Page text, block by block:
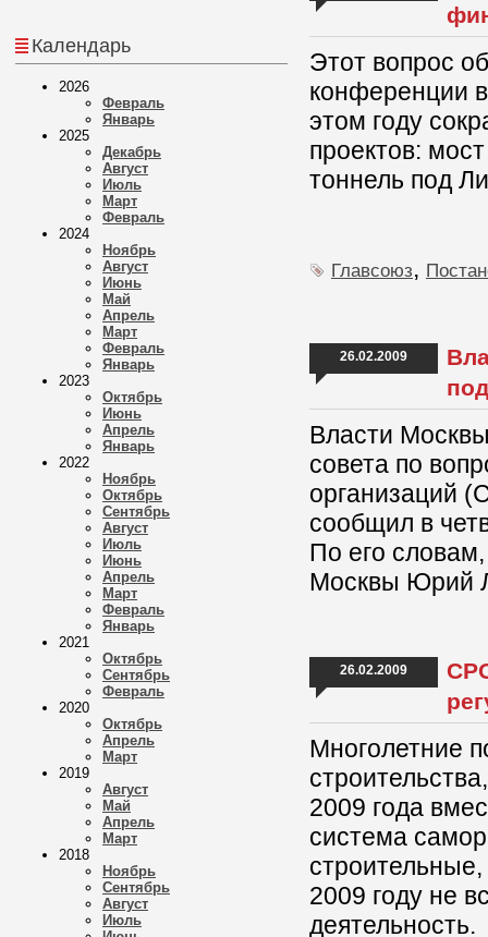
Календарь
2026
Февраль
Январь
2025
Декабрь
Август
Июль
Март
Февраль
2024
Ноябрь
Август
Июнь
Май
Апрель
Март
Февраль
Январь
2023
Октябрь
Июнь
Апрель
Январь
2022
Ноябрь
Октябрь
Сентябрь
Август
Июль
Июнь
Апрель
Март
Февраль
Январь
2021
Октябрь
Сентябрь
Февраль
2020
Октябрь
Апрель
Март
2019
Август
Май
Апрель
Март
2018
Ноябрь
Сентябрь
Август
Июль
Этот вопрос
конференции
этом году
проектов:
тоннель под
Главсоюз,
26.02.2009
Власти
совета по
организаций
сообщил в
По его
Москвы Юрий
26.02.2009
Многолетние
2009 года
система
2009 году не
деятельность.